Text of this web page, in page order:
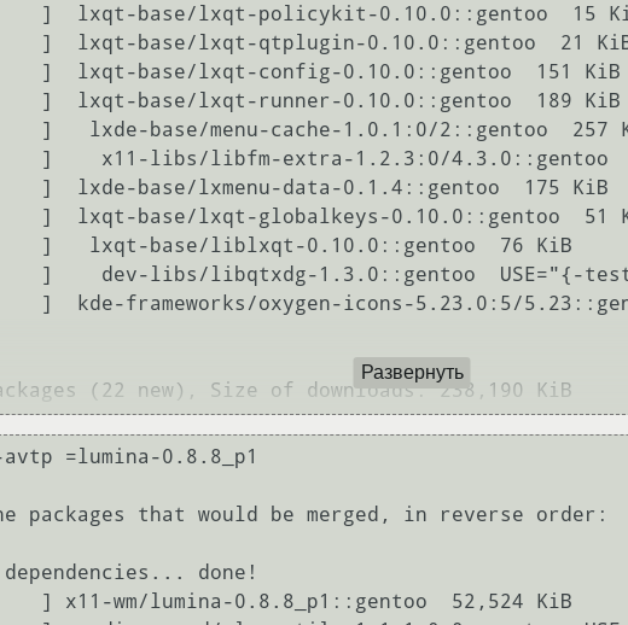
]  lxqt-base/lxqt-policykit-0.10.0::gentoo  15
]  lxqt-base/lxqt-qtplugin-0.10.0::gentoo  21
]  lxqt-base/lxqt-config-0.10.0::gentoo  151 KiB
]  lxqt-base/lxqt-runner-0.10.0::gentoo  189 KiB
]   lxde-base/menu-cache-1.0.1:0/2::gentoo  257
]    x11-libs/libfm-extra-1.2.3:0/4.3.0::gentoo
]  lxde-base/lxmenu-data-0.1.4::gentoo  175 KiB
]  lxqt-base/lxqt-globalkeys-0.10.0::gentoo  51
]   lxqt-base/liblxqt-0.10.0::gentoo  76 KiB
]    dev-libs/libqtxdg-1.3.0::gentoo  USE="{-
]  kde-frameworks/oxygen-icons-5.23.0:5/
(22 new), Size of downloads: 238,190 KiB
Развернуть
=lumina-0.8.8_p1
packages that would be merged, in reverse order:
done!
] x11-wm/lumina-0.8.8_p1::gentoo  52,524 KiB